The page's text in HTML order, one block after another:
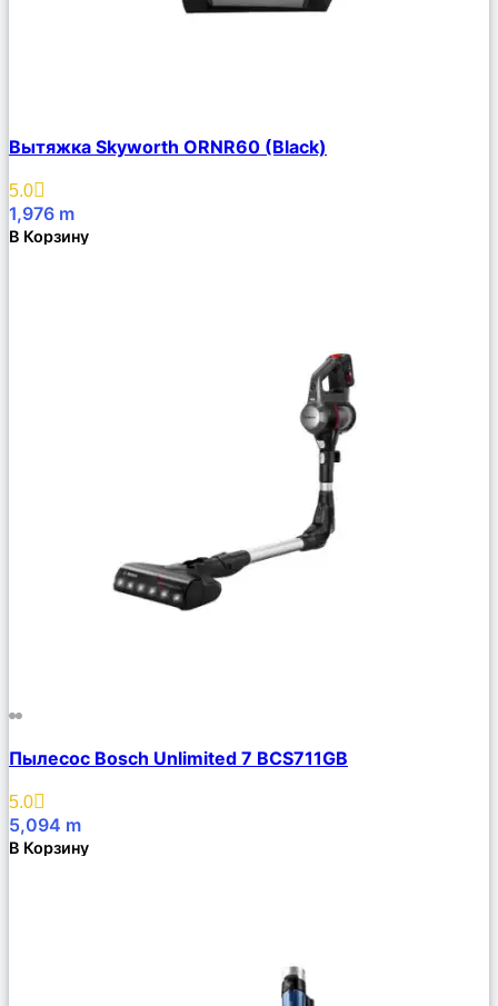
Описание
Избранное
Вытяжка Skyworth ORNR60 (Black)
5.0
1,976 m
В Корзину
Описание
Избранное
Пылесос Bosch Unlimited 7 BCS711GB
5.0
5,094 m
В Корзину